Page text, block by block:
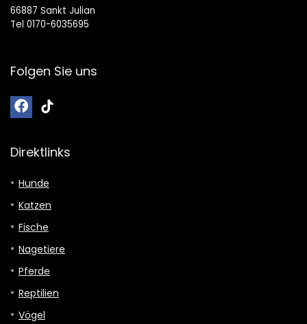
66887 Sankt Julian
Tel 0170-6035695
Folgen Sie uns
Direktlinks
Hunde
Katzen
Fische
Nagetiere
Pferde
Reptilien
Vögel